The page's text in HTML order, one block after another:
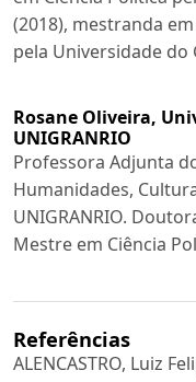
(2018), mestranda
pela Universidade do
Rosane Oliveira,
UNIGRANRIO
Professora Adjunta
Humanidades,
UNIGRANRIO.
Mestre em Ciência
Referências
ALENCASTRO, Luiz